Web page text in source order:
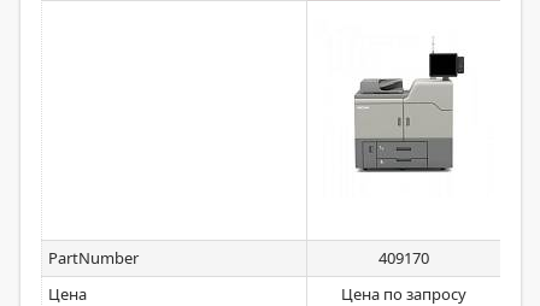
PartNumber
409170
Цена
Цена по запросу